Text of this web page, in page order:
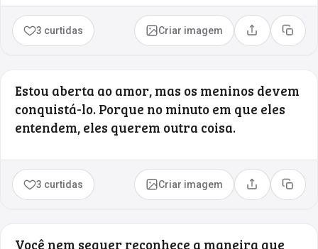
3 curtidas Criar imagem Compartilhar
Copiar
Estou aberta ao amor, mas os meninos devem
conquistá-lo. Porque no minuto em que eles
entendem, eles querem outra coisa.
3 curtidas Criar imagem Compartilhar
Copiar
Você nem sequer reconhece a maneira que